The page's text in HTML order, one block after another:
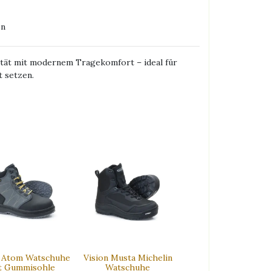
mit modernem Tragekomfort – ideal für
setzen.
Watschuhe
Gummisohle
Vision Musta Michelin
Watschuhe